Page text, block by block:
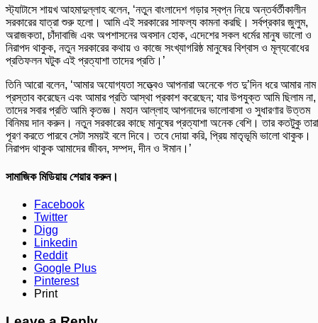
স্ট্যাটাসে শায়খ আহমাদুল্লাহ বলেন, ‘নতুন বাংলাদেশ গড়ার স্বপ্ন নিয়ে অন্তর্বর্তীকালীন
সরকারের যাত্রা শুরু হলো। আমি এই সরকারের সাফল্য কামনা করছি। সর্বপ্রকার জুলুম,
অরাজকতা, চাঁদাবাজি এবং অপশাসনের অবসান হোক, এদেশের সকল ধর্মের মানুষ ভালো ও
নিরাপদ থাকুক, নতুন সরকারের কথায় ও কাজে সংখ্যাগরিষ্ঠ মানুষের বিশ্বাস ও মূল্যবোধের
প্রতিফলন ঘটুক এই প্রত্যাশা তাদের প্রতি।’
তিনি আরো বলেন, ‘আমার অযোগ্যতা সত্ত্বেও আপনারা অনেকে গত দু’দিন ধরে আমার নাম
প্রস্তাব করেছেন এবং আমার প্রতি আস্থা প্রকাশ করেছেন; যার উপযুক্ত আমি ছিলাম না,
তাদের সবার প্রতি আমি কৃতজ্ঞ। মহান আল্লাহ আপনাদের ভালোবাসা ও সুধারণার উত্তম
বিনিময় দান করুন। নতুন সরকারের কাছে মানুষের প্রত্যাশা অনেক বেশি। তার কতটুকু তারা
পূরণ করতে পারবে সেটা সময়ই বলে দিবে। তবে দোয়া করি, প্রিয় মাতৃভূমি ভালো থাকুক।
নিরাপদ থাকুক আমাদের জীবন, সম্পদ, দীন ও ঈমান।’
সামাজিক মিডিয়ায় শেয়ার করুন।
Facebook
Twitter
Digg
Linkedin
Reddit
Google Plus
Pinterest
Print